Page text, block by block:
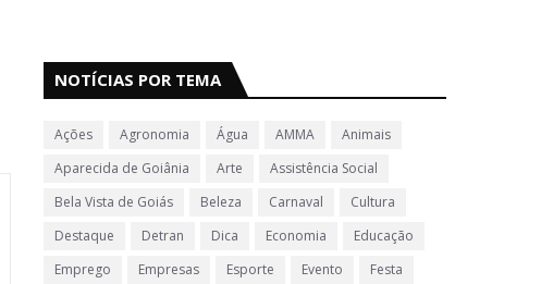
NOTÍCIAS POR TEMA
Ações Agronomia Água AMMA
Animais
Aparecida de Goiânia
Arte
Assistência Social
Bela Vista de Goiás
Beleza Carnaval
Cultura
Destaque
Detran Dica Economia
Educação
Emprego
Empresas Esporte Evento
Festa